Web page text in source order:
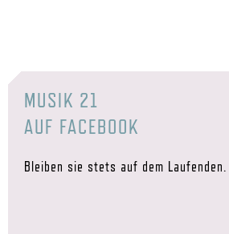
MUSIK 21
AUF FACEBOOK
Bleiben sie stets auf dem Laufenden.